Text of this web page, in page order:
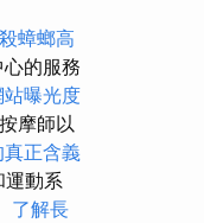
殺蟑螂高
的服務
曝光度
摩師以
真正含義
動系
了解長